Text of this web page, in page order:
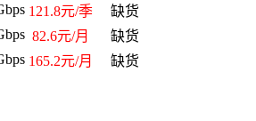
121.8元/季
缺货
82.6元/月
缺货
165.2元/月 缺货